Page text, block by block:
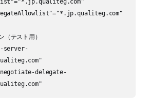
（テスト用）
server-